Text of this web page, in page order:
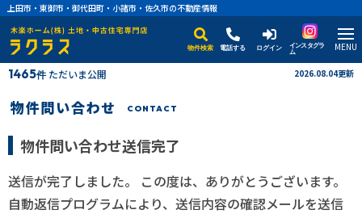
上田市・東御市・御代田町・小諸市・佐久市の不動産情報
物件検索 電話する ログイン
インスタグラ
ム
MENU
1465件ただいま公開 2026.08.04更新
物件問い合わせ CONTACT
物件問い合わせ送信完了
送信が完了しました。 この度は、ありがとうございます。
自動返信プログラムにより、送信内容の確認メールを送信